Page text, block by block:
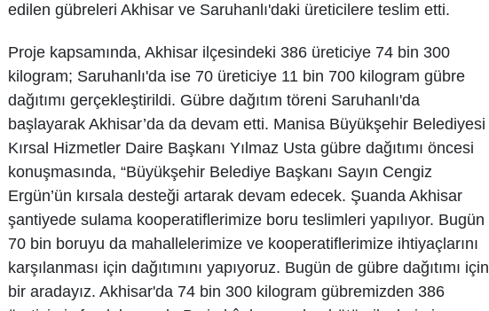
edilen gübreleri Akhisar ve Saruhanlı'daki üreticilere teslim etti.
Proje kapsamında, Akhisar ilçesindeki 386 üreticiye 74 bin 300
kilogram; Saruhanlı'da ise 70 üreticiye 11 bin 700 kilogram gübre
dağıtımı gerçekleştirildi. Gübre dağıtım töreni Saruhanlı'da
başlayarak Akhisar’da da devam etti. Manisa Büyükşehir Belediyesi
Kırsal Hizmetler Daire Başkanı Yılmaz Usta gübre dağıtımı öncesi
konuşmasında, “Büyükşehir Belediye Başkanı Sayın Cengiz
Ergün’ün kırsala desteği artarak devam edecek. Şuanda Akhisar
şantiyede sulama kooperatiflerimize boru teslimleri yapılıyor. Bugün
70 bin boruyu da mahallelerimize ve kooperatiflerimize ihtiyaçlarını
karşılanması için dağıtımını yapıyoruz. Bugün de gübre dağıtımı için
bir aradayız. Akhisar'da 74 bin 300 kilogram gübremizden 386